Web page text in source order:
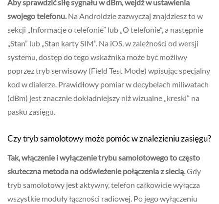
Aby sprawdzić siłę sygnału w dBm, wejdź w ustawienia
swojego telefonu.Na Androidzie zazwyczaj znajdziesz to w
sekcji „Informacje o telefonie” lub „O telefonie”, a następnie
„Stan” lub „Stan karty SIM”. Na iOS, w zależności od wersji
systemu, dostęp do tego wskaźnika może być możliwy
poprzez tryb serwisowy (Field Test Mode) wpisując specjalny
kod w dialerze. Prawidłowy pomiar w decybelach miliwatach
(dBm) jest znacznie dokładniejszy niż wizualne „kreski” na
pasku zasięgu.
Czy tryb samolotowy może pomóc w znalezieniu zasięgu?
Tak, włączenie i wyłączenie trybu samolotowego to często
skuteczna metoda na odświeżenie połączenia z siecią.Gdy
tryb samolotowy jest aktywny, telefon całkowicie wyłącza
wszystkie moduły łączności radiowej. Po jego wyłączeniu